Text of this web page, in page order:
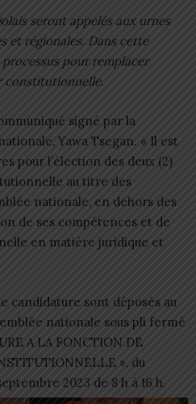
seront appelés aux urnes
et régionales. Dans cette
pour remplacer
constitutionnelle.
signé par la
Yawa Tsegan. « Il est
pour l’élection des deux (2)
au titre des
nationale, en dehors des
de ses compétences et de
en matière juridique et
candidature sont déposés au
nationale sous pli fermé
A LA FONCTION DE
», du
2023 de 8 h à 16 h.